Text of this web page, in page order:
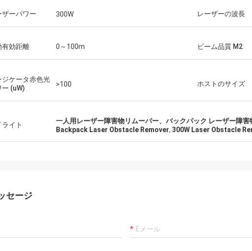
ザーパワー 300W レーザーの波長
有効距離 0～100m ビーム品質 M2
ジケータ赤色光
ー (uW)
>100 ホストのサイズ
イト 一人用レーザー障害物リムーバー、バックパック レーザー障
Backpack Laser Obstacle Remover, 300W Laser Obstacle
セージ